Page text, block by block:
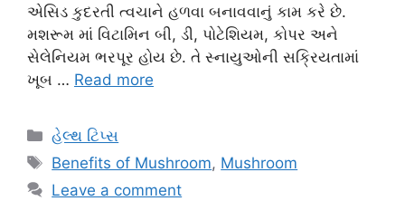
એસિડ કુદરતી ત્વચાને હળવા બનાવવાનું કામ કરે છે.
મશરૂમ માં વિટામિન બી, ડી, પોટેશિયમ, કોપર અને
સેલેનિયમ ભરપૂર હોય છે. તે સ્નાયુઓની સક્રિયતામાં
ખૂબ … Read more
Categories
હેલ્થ ટિપ્સ
Tags
Benefits of Mushroom, Mushroom
Leave a comment